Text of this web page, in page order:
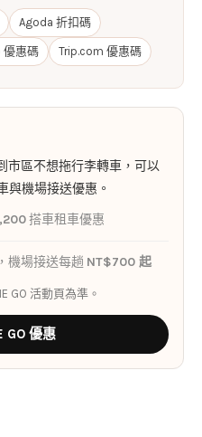
Agoda 折扣碼
優惠碼 Trip.com 優惠碼
市區不想拖行李轉車，可以
與機場接送優惠。
搭車租車優惠
，機場接送每趟 NT$700 起
GO 活動頁為準。
GO 優惠